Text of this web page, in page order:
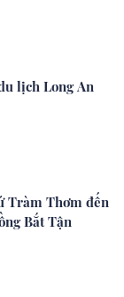
lịch Long An
Tràm Thơm đến
Bắt Tận